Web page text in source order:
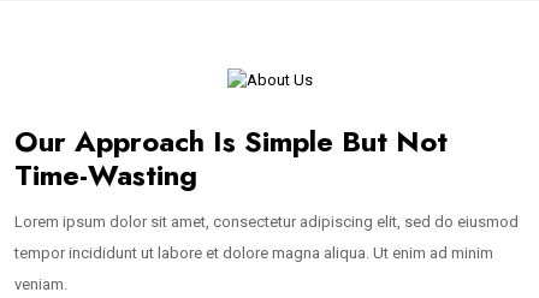
Our Approach Is Simple But Not
Time-Wasting
Lorem ipsum dolor sit amet, consectetur adipiscing elit, sed do eiusmod
tempor incididunt ut labore et dolore magna aliqua. Ut enim ad minim
veniam.